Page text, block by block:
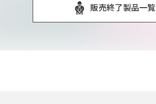
販売終了製品一覧